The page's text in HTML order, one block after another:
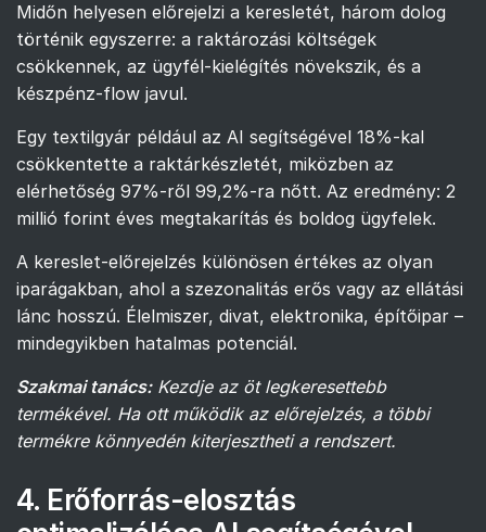
Midőn helyesen előrejelzi a keresletét, három dolog
történik egyszerre: a raktározási költségek
csökkennek, az ügyfél-kielégítés növekszik, és a
készpénz-flow javul.
Egy textilgyár például az AI segítségével 18%-kal
csökkentette a raktárkészletét, miközben az
elérhetőség 97%-ről 99,2%-ra nőtt. Az eredmény: 2
millió forint éves megtakarítás és boldog ügyfelek.
A kereslet-előrejelzés különösen értékes az olyan
iparágakban, ahol a szezonalitás erős vagy az ellátási
lánc hosszú. Élelmiszer, divat, elektronika, építőipar –
mindegyikben hatalmas potenciál.
Szakmai tanács: Kezdje az öt legkeresettebb
termékével. Ha ott működik az előrejelzés, a többi
termékre könnyedén kiterjesztheti a rendszert.
4. Erőforrás-elosztás